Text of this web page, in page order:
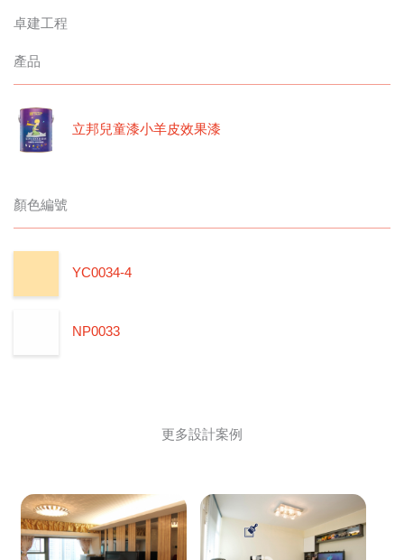
卓建工程
產品
立邦兒童漆小羊皮效果漆
顏色編號
YC0034-4
NP0033
更多設計案例